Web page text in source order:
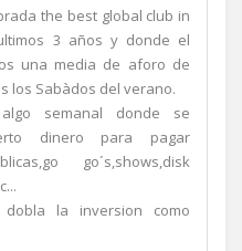
the best global club in
3 años y donde el
una media de aforo de
los Sabàdos del verano.
semanal donde se
dinero para pagar
go´s,shows,disk
la inversion como